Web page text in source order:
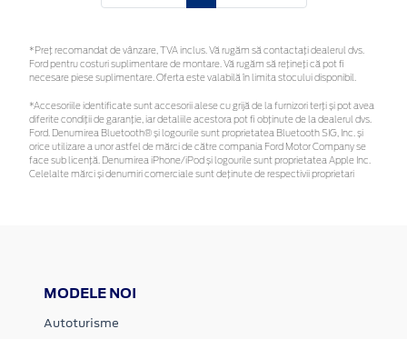
*Preţ recomandat de vânzare, TVA inclus. Vă rugăm să contactaţi dealerul dvs.
Ford pentru costuri suplimentare de montare. Vă rugăm să rețineți că pot fi
necesare piese suplimentare. Oferta este valabilă în limita stocului disponibil.
*Accesoriile identificate sunt accesorii alese cu grijă de la furnizori terți și pot avea
diferite condiții de garanție, iar detaliile acestora pot fi obținute de la dealerul dvs.
Ford. Denumirea Bluetooth® și logourile sunt proprietatea Bluetooth SIG, Inc. și
orice utilizare a unor astfel de mărci de către compania Ford Motor Company se
face sub licență. Denumirea iPhone/iPod și logourile sunt proprietatea Apple Inc.
Celelalte mărci și denumiri comerciale sunt deținute de respectivii proprietari
MODELE NOI
Autoturisme